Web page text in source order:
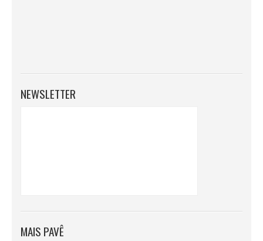
NEWSLETTER
MAIS PAVÊ